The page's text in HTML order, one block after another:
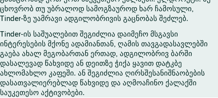
ცხოვრობ თუ უბრალოდ სამოგზაუროდ ხარ ჩამოსული,
Tinder-ზე უამრავი ადგილობრივის გაცნობას შეძლებ.
Tinder-ის საშუალებით შეგიძლია დაიმეჩო მსგავსი
ინტერესების მქონე ადამიანთან, ღამის თავგადასავლებში
გაება ახალ მეგობართან ერთად, ადგილობრივ ბარში
დასალევად წახვიდე ან დეითზე ჭიქა ყავით დატკბე
ახლომახლო კაფეში. ან შეგიძლია ღირსშესანიშნაობების
დასათვალიერებლად წახვიდე და აღმოაჩინო ქალაქში
საუკეთესო აქტივობები.